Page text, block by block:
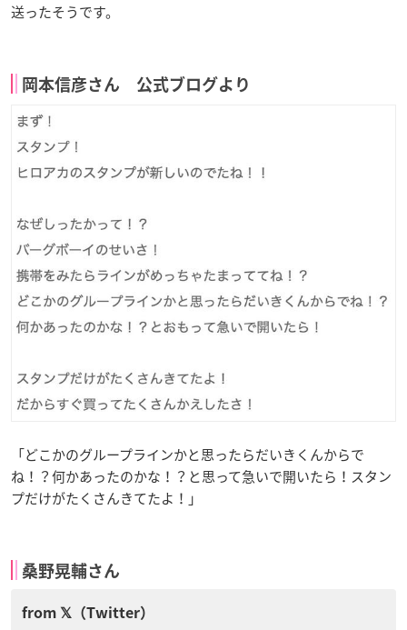
送ったそうです。
岡本信彦さん 公式ブログより
「どこかのグループラインかと思ったらだいきくんからで
ね！？何かあったのかな！？と思って急いで開いたら！スタン
プだけがたくさんきてたよ！」
桑野晃輔さん